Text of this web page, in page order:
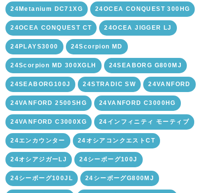
24Metanium DC71XG 24OCEA CONQUEST 300HG
24OCEA CONQUEST CT 24OCEA JIGGER LJ
24PLAYS3000 24Scorpion MD
24Scorpion MD 300XGLH 24SEABORG G800MJ
24SEABORG100J 24STRADIC SW 24VANFORD
24VANFORD 2500SHG 24VANFORD C3000HG
24VANFORD C3000XG 24インフィニティ モーティブ
24エンカウンター 24オシアコンクエストCT
24オシアジガーLJ 24シーボーグ100J
24シーボーグ100JL 24シーボーグG800MJ